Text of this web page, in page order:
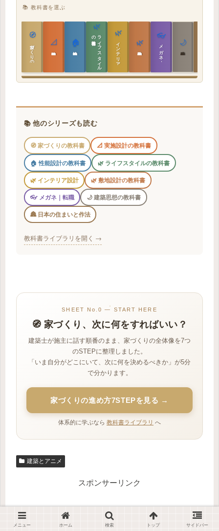
📚 教科書を選ぶ
🧭
家づくりの教科書 📐
実施設計の教科書
🏠
性能設計の教科書
🌿
ラ
イ
フ
ス
タ
イ
ル
の
教科書 🌿
インテリア設計 🌿
敷地設計の教科書
👓
メガネ｜転職 🌙
建築思想の教科書
📚 他のシリーズも読む
🧭 家づくりの教科書 📐 実施設計の教科書
🏠 性能設計の教科書 🌿 ライフスタイルの教科書
🌿 インテリア設計 🌿 敷地設計の教科書
👓 メガネ｜転職 🌙 建築思想の教科書
🏯 日本の住まいと作法
教科書ライブラリを開く →
SHEET No.0 — START HERE
🧭 家づくり、次に何をすればいい？
建築士が施主に話す順番のまま、家づくりの全体像を7つ
のSTEPに整理しました。
「いま自分がどこにいて、次に何を決めるべきか」が5分
で分かります。
家づくりの進め方7STEPを見る →
体系的に学ぶなら 教科書ライブラリ へ
建築とアニメ
スポンサーリンク
メニュー ホーム 検索 トップ サイドバー